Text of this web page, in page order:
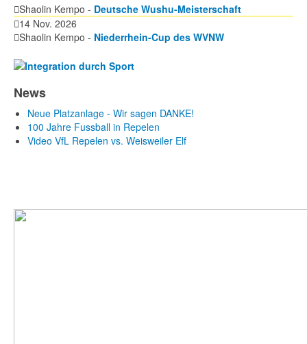
Shaolin Kempo - Deutsche Wushu-Meisterschaft
14 Nov. 2026
Shaolin Kempo - Niederrhein-Cup des WVNW
News
Neue Platzanlage - Wir sagen DANKE!
100 Jahre Fussball in Repelen
Video VfL Repelen vs. Weisweiler Elf